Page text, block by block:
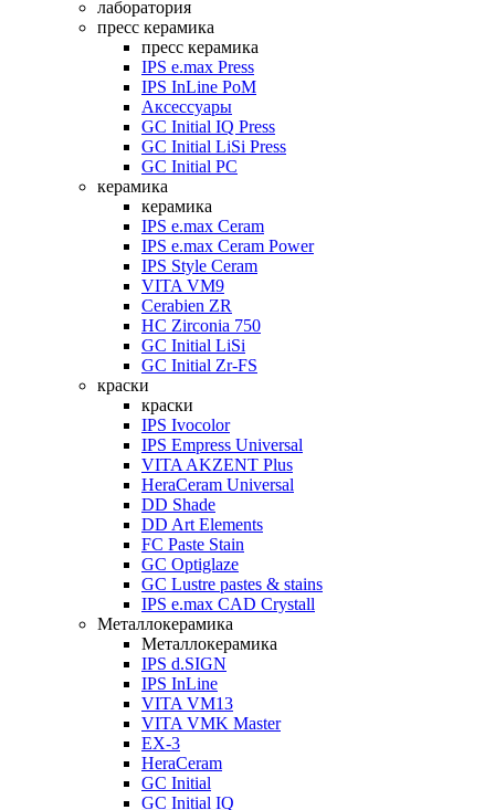
лаборатория
пресс керамика
пресс керамика
IPS e.max Press
IPS InLine PoM
Аксессуары
GC Initial IQ Press
GC Initial LiSi Press
GC Initial PC
керамика
керамика
IPS e.max Ceram
IPS e.max Ceram Power
IPS Style Ceram
VITA VM9
Cerabien ZR
HC Zirconia 750
GC Initial LiSi
GC Initial Zr-FS
краски
краски
IPS Ivocolor
IPS Empress Universal
VITA AKZENT Plus
HeraCeram Universal
DD Shade
DD Art Elements
FC Paste Stain
GC Optiglaze
GC Lustre pastes & stains
IPS e.max CAD Crystall
Металлокерамика
Металлокерамика
IPS d.SIGN
IPS InLine
VITA VM13
VITA VMK Master
EX-3
HeraCeram
GC Initial
GC Initial IQ